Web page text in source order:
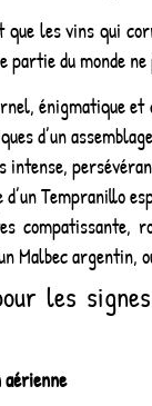
que les vins qui
partie du monde
énigmatique
d’un
intense,
Tempranillo
compatissante,
Malbec argentin,
les